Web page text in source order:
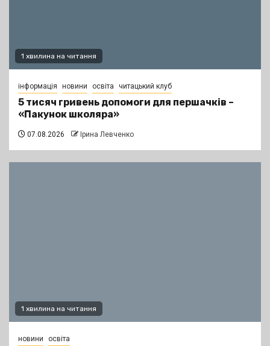
1 хвилина на читання
інформація новини освіта читацький клуб
5 тисяч гривень допомоги для першачків –
«Пакунок школяра»
07.08.2026 Ірина Левченко
1 хвилина на читання
новини освіта